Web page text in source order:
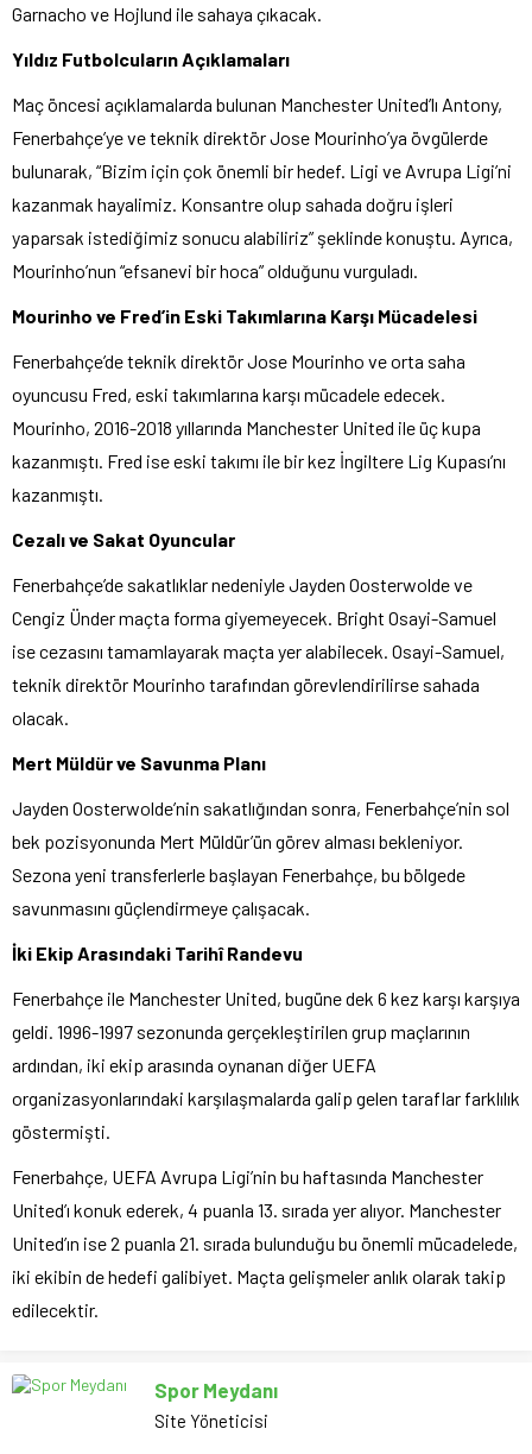
Garnacho ve Hojlund ile sahaya çıkacak.
Yıldız Futbolcuların Açıklamaları
Maç öncesi açıklamalarda bulunan Manchester United’lı Antony,
Fenerbahçe’ye ve teknik direktör Jose Mourinho’ya övgülerde
bulunarak, “Bizim için çok önemli bir hedef. Ligi ve Avrupa Ligi’ni
kazanmak hayalimiz. Konsantre olup sahada doğru işleri
yaparsak istediğimiz sonucu alabiliriz” şeklinde konuştu. Ayrıca,
Mourinho’nun “efsanevi bir hoca” olduğunu vurguladı.
Mourinho ve Fred’in Eski Takımlarına Karşı Mücadelesi
Fenerbahçe’de teknik direktör Jose Mourinho ve orta saha
oyuncusu Fred, eski takımlarına karşı mücadele edecek.
Mourinho, 2016-2018 yıllarında Manchester United ile üç kupa
kazanmıştı. Fred ise eski takımı ile bir kez İngiltere Lig Kupası’nı
kazanmıştı.
Cezalı ve Sakat Oyuncular
Fenerbahçe’de sakatlıklar nedeniyle Jayden Oosterwolde ve
Cengiz Ünder maçta forma giyemeyecek. Bright Osayi-Samuel
ise cezasını tamamlayarak maçta yer alabilecek. Osayi-Samuel,
teknik direktör Mourinho tarafından görevlendirilirse sahada
olacak.
Mert Müldür ve Savunma Planı
Jayden Oosterwolde’nin sakatlığından sonra, Fenerbahçe’nin sol
bek pozisyonunda Mert Müldür’ün görev alması bekleniyor.
Sezona yeni transferlerle başlayan Fenerbahçe, bu bölgede
savunmasını güçlendirmeye çalışacak.
İki Ekip Arasındaki Tarihî Randevu
Fenerbahçe ile Manchester United, bugüne dek 6 kez karşı karşıya
geldi. 1996-1997 sezonunda gerçekleştirilen grup maçlarının
ardından, iki ekip arasında oynanan diğer UEFA
organizasyonlarındaki karşılaşmalarda galip gelen taraflar farklılık
göstermişti.
Fenerbahçe, UEFA Avrupa Ligi’nin bu haftasında Manchester
United’ı konuk ederek, 4 puanla 13. sırada yer alıyor. Manchester
United’ın ise 2 puanla 21. sırada bulunduğu bu önemli mücadelede,
iki ekibin de hedefi galibiyet. Maçta gelişmeler anlık olarak takip
edilecektir.
Spor Meydanı
Site Yöneticisi